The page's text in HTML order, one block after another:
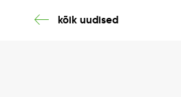
kõik uudised